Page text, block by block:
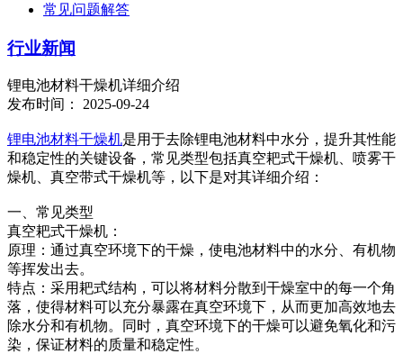
常见问题解答
行业新闻
锂电池材料干燥机详细介绍
发布时间： 2025-09-24
锂电池材料干燥机是用于去除锂电池材料中水分，提升其性能
和稳定性的关键设备，常见类型包括真空耙式干燥机、喷雾干
燥机、真空带式干燥机等，以下是对其详细介绍：
一、常见类型
真空耙式干燥机：
原理：通过真空环境下的干燥，使电池材料中的水分、有机物
等挥发出去。
特点：采用耙式结构，可以将材料分散到干燥室中的每一个角
落，使得材料可以充分暴露在真空环境下，从而更加高效地去
除水分和有机物。同时，真空环境下的干燥可以避免氧化和污
染，保证材料的质量和稳定性。